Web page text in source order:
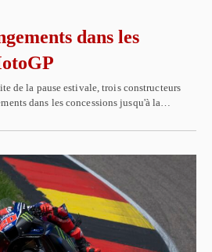
dans les
de la pause estivale, trois constructeurs
dans les concessions jusqu'à la…